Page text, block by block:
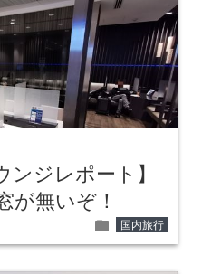
ンジレポート】
が無いぞ！
folder 国内旅行